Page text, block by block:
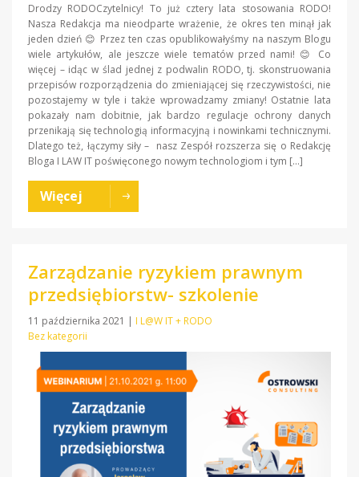
Drodzy RODOCzytelnicy! To już cztery lata stosowania RODO!
Nasza Redakcja ma nieodparte wrażenie, że okres ten minął jak
jeden dzień 😊 Przez ten czas opublikowałyśmy na naszym Blogu
wiele artykułów, ale jeszcze wiele tematów przed nami! 😊 Co
więcej – idąc w ślad jednej z podwalin RODO, tj. skonstruowania
przepisów rozporządzenia do zmieniającej się rzeczywistości, nie
pozostajemy w tyle i także wprowadzamy zmiany! Ostatnie lata
pokazały nam dobitnie, jak bardzo regulacje ochrony danych
przenikają się technologią informacyjną i nowinkami technicznymi.
Dlatego też, łączymy siły – nasz Zespół rozszerza się o Redakcję
Bloga I LAW IT poświęconego nowym technologiom i tym […]
Więcej
Zarządzanie ryzykiem prawnym
przedsiębiorstw- szkolenie
11 października 2021 | I L@W IT + RODO
Bez kategorii